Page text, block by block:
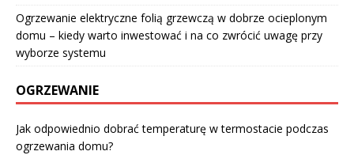
Ogrzewanie elektryczne folią grzewczą w dobrze ocieplonym
domu – kiedy warto inwestować i na co zwrócić uwagę przy
wyborze systemu
OGRZEWANIE
Jak odpowiednio dobrać temperaturę w termostacie podczas
ogrzewania domu?